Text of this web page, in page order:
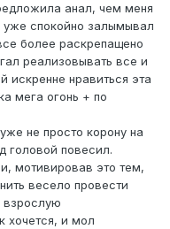
анал, чем меня
уже спокойно залымывал
более раскрепащено
реализовывать все и
искренне нравиться эта
мега огонь + по
не просто корону на
головой повесил.
мотивировав это тем,
весело провести
взрослую
хочется, и мол